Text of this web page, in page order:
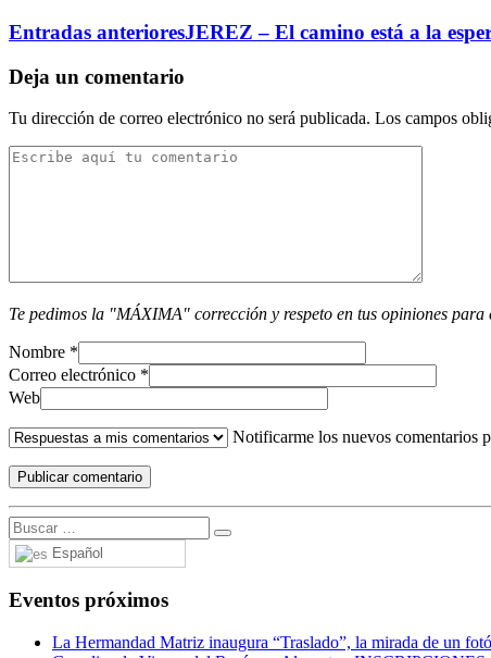
Entradas anterioresJEREZ – El camino está a la
Deja un comentario
Tu dirección de correo electrónico no será publicada. Los campos
Te pedimos la "MÁXIMA" corrección y respeto en tus opiniones para
Nombre *
Correo electrónico *
Web
Notificarme los nuevos comentarios
Español
Eventos próximos
La Hermandad Matriz inaugura “Traslado”, la mirada de un